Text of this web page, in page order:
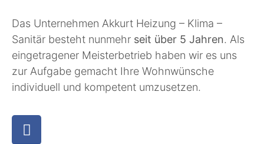
Das Unternehmen Akkurt Heizung – Klima –
Sanitär besteht nunmehr seit über 5 Jahren. Als
eingetragener Meisterbetrieb haben wir es uns
zur Aufgabe gemacht Ihre Wohnwünsche
individuell und kompetent umzusetzen.